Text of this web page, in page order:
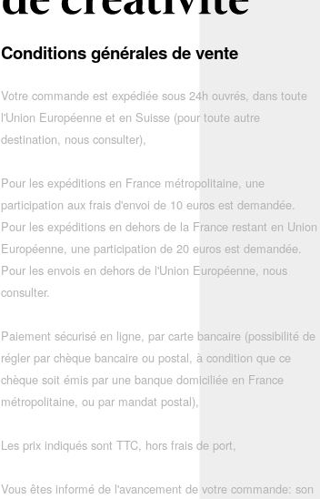
Conditions générales de vente
Votre commande est expédiée sous 24h ouvrés, dans toute
l'Union Européenne et en Suisse (pour toute autre
destination, nous consulter),
Pour les expéditions en France métropolitaine, une
participation aux frais d'envoi de 10 euros est demandée.
Pour les expéditions en dehors de la France restant en Union
Européenne, une participation de 20 euros est demandée.
Pour les envois en dehors de l'Union Européenne, nous
consulter.
Paiement sécurisé en ligne, par carte bancaire (possibilité de
régler par chèque bancaire ou postal, à condition que ce
chèque soit émis par une banque domiciliée en France
métropolitaine, ou par mandat postal),
Les prix indiqués sont TTC, hors frais de port,
Vous êtes informé de l'avancement de votre commande: son